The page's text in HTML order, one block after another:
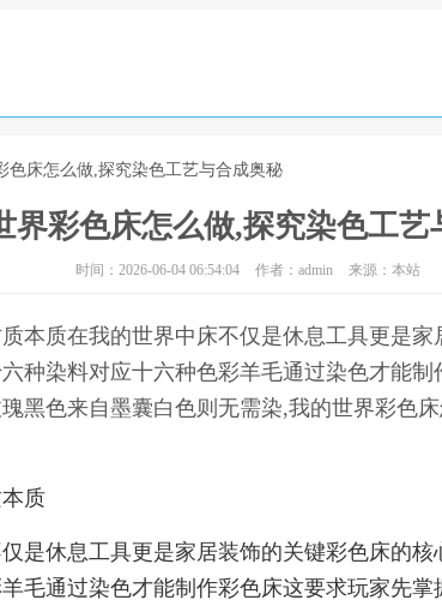
色床怎么做,探究染色工艺与合成奥秘
界彩色床怎么做,探究染色工艺
时间：2026-06-04 06:54:04 作者：admin 来源：本站
本质在我的世界中床不仅是休息工具更是
种染料对应十六种色彩羊毛通过染色才能
黑色来自墨囊白色则无需染,我的世界彩色
质
是休息工具更是家居装饰的关键彩色床的
毛通过染色才能制作彩色床这要求玩家先